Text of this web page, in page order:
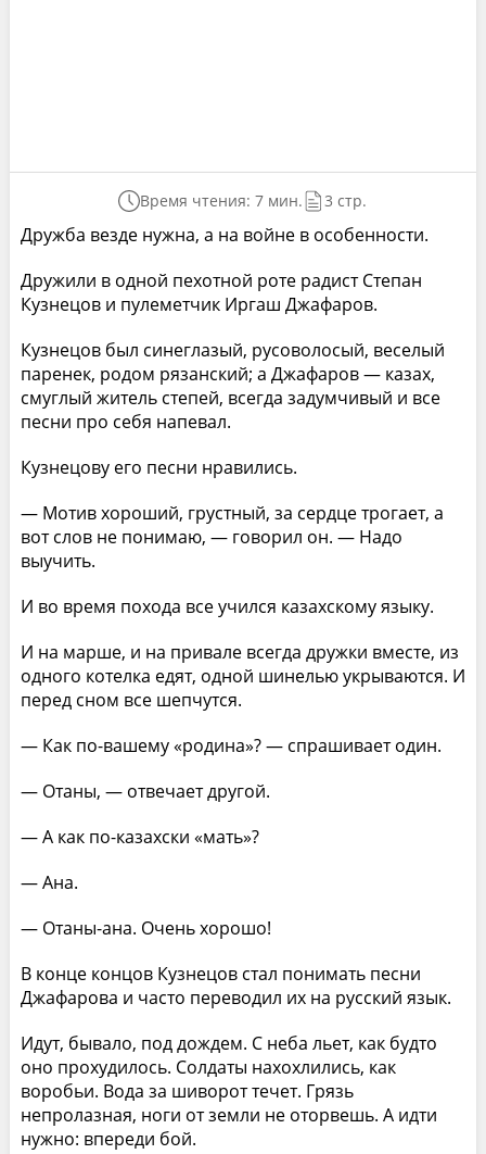
Время чтения: 7 мин. 3 стр.
Дружба везде нужна, а на войне в особенности.
Дружили в одной пехотной роте радист Степан
Кузнецов и пулеметчик Иргаш Джафаров.
Кузнецов был синеглазый, русоволосый, веселый
паренек, родом рязанский; а Джафаров — казах,
смуглый житель степей, всегда задумчивый и все
песни про себя напевал.
Кузнецову его песни нравились.
— Мотив хороший, грустный, за сердце трогает, а
вот слов не понимаю, — говорил он. — Надо
выучить.
И во время похода все учился казахскому языку.
И на марше, и на привале всегда дружки вместе, из
одного котелка едят, одной шинелью укрываются. И
перед сном все шепчутся.
— Как по-вашему «родина»? — спрашивает один.
— Отаны, — отвечает другой.
— А как по-казахски «мать»?
— Ана.
— Отаны-ана. Очень хорошо!
В конце концов Кузнецов стал понимать песни
Джафарова и часто переводил их на русский язык.
Идут, бывало, под дождем. С неба льет, как будто
оно прохудилось. Солдаты нахохлились, как
воробьи. Вода за шиворот течет. Грязь
непролазная, ноги от земли не оторвешь. А идти
нужно: впереди бой.